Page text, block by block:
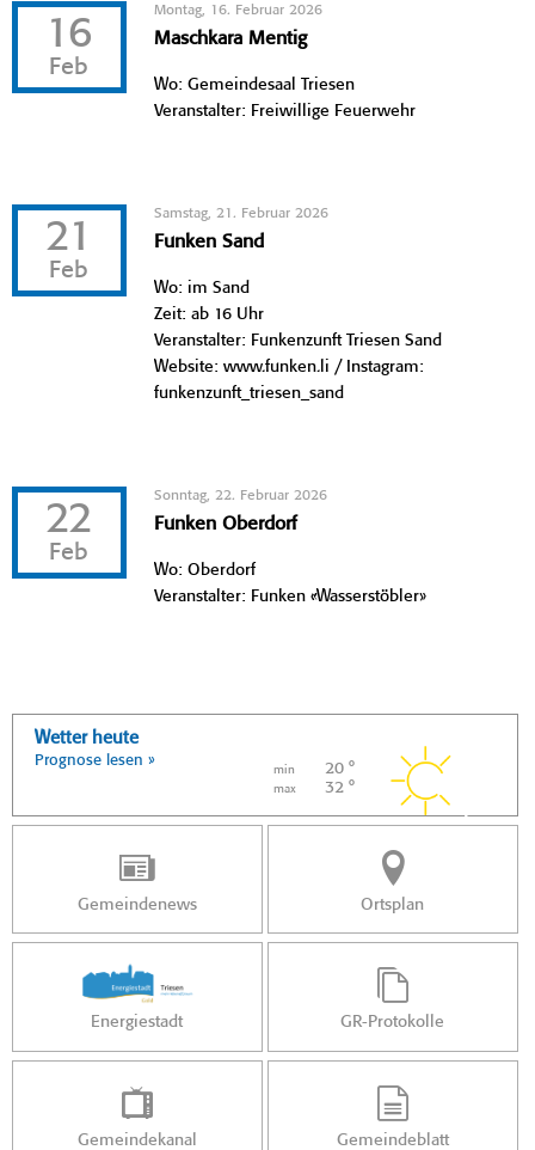
16
Feb
Montag, 16. Februar 2026
Maschkara Mentig
Wo: Gemeindesaal Triesen
Veranstalter: Freiwillige Feuerwehr
21
Feb
Samstag, 21. Februar 2026
Funken Sand
Wo: im Sand
Zeit: ab 16 Uhr
Veranstalter: Funkenzunft Triesen Sand
Website: www.funken.li / Instagram:
funkenzunft_triesen_sand
22
Feb
Sonntag, 22. Februar 2026
Funken Oberdorf
Wo: Oberdorf
Veranstalter: Funken «Wasserstöbler»
Wetter heute
Prognose lesen »
min 20 °
max 32 °
Gemeindenews Ortsplan
Energiestadt GR-Protokolle
Gemeindekanal Gemeindeblatt